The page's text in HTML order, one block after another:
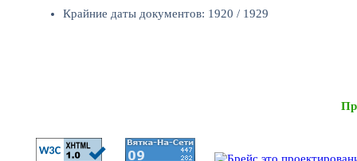
Крайние даты документов: 1920 / 1929